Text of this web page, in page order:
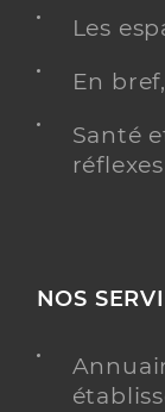
Les
En
Santé
NOS